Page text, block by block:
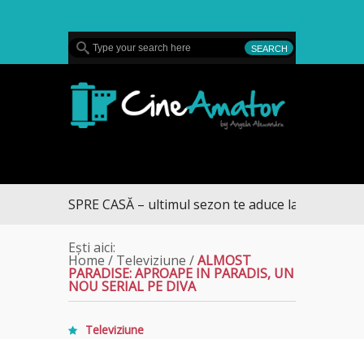
SPRE CASĂ – ultimul sezon te aduce la DIVA
Ești aici:
Home / Televiziune /ALMOST
PARADISE: APROAPE IN PARADIS, UN
NOU SERIAL PE DIVA
Televiziune